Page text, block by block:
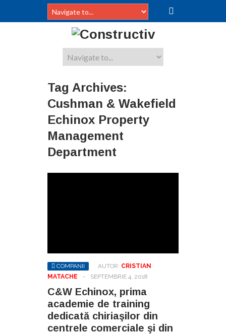
Tag Archives:
Cushman & Wakefield
Echinox Property
Management
Department
COMPANII AUTOR: CRISTIAN
MATACHE
- SEPTEMBRIE 4, 2018
C&W Echinox, prima
academie de training
dedicată chiriaşilor din
centrele comerciale şi din